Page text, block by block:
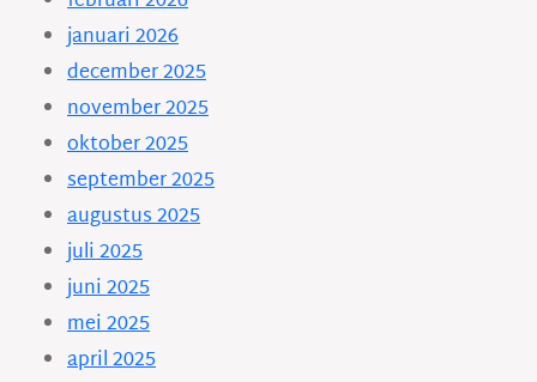
januari 2026
december 2025
november 2025
oktober 2025
september 2025
augustus 2025
juli 2025
juni 2025
mei 2025
april 2025